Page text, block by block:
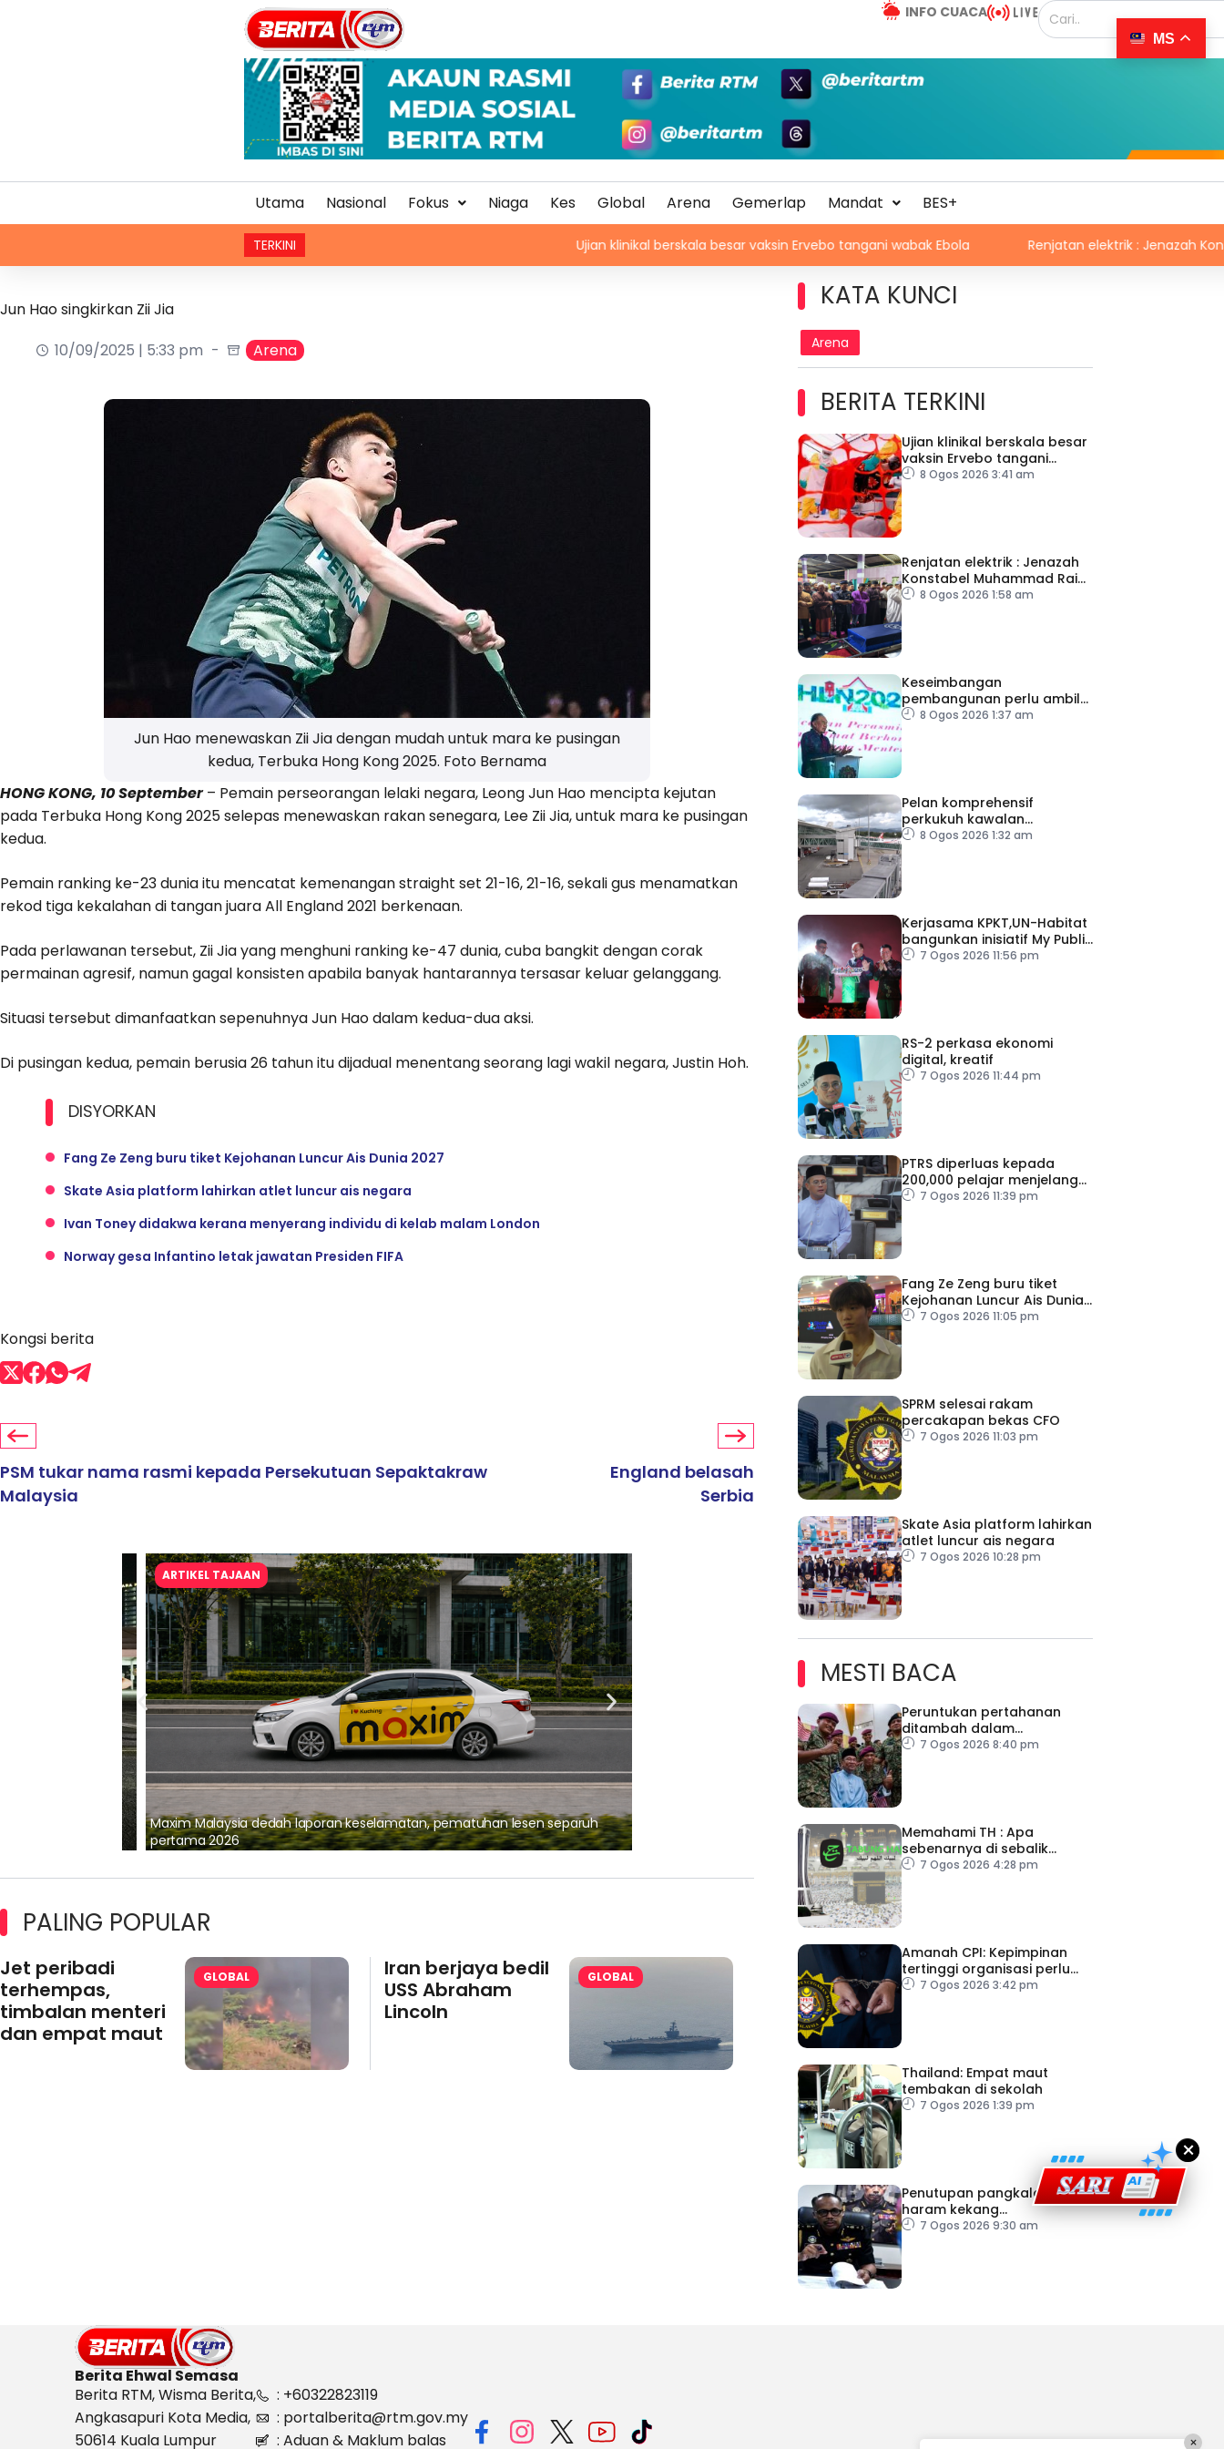
INFO CUACA
Utama Nasional Fokus Niaga Kes Global Arena Gemerlap Mandat BES+
TERKINI Ujian klinikal berskala besar vaksin Ervebo tangani wabak Ebola Renjatan elektrik : Jenazah Konstabel
Jun Hao singkirkan Zii Jia
10/09/2025 | 5:33 pm
Arena
Jun Hao menewaskan Zii Jia dengan mudah untuk mara ke pusingan
kedua, Terbuka Hong Kong 2025. Foto Bernama
HONG KONG, 10 September– Pemain perseorangan lelaki negara, Leong Jun Hao mencipta kejutan
pada Terbuka Hong Kong 2025 selepas menewaskan rakan senegara, Lee Zii Jia, untuk mara ke pusingan
kedua.
Pemain ranking ke-23 dunia itu mencatat kemenangan straight set 21-16, 21-16, sekali gus menamatkan
rekod tiga kekalahan di tangan juara All England 2021 berkenaan.
Pada perlawanan tersebut, Zii Jia yang menghuni ranking ke-47 dunia, cuba bangkit dengan corak
permainan agresif, namun gagal konsisten apabila banyak hantarannya tersasar keluar gelanggang.
Situasi tersebut dimanfaatkan sepenuhnya Jun Hao dalam kedua-dua aksi.
Di pusingan kedua, pemain berusia 26 tahun itu dijadual menentang seorang lagi wakil negara, Justin Hoh.
DISYORKAN
Fang Ze Zeng buru tiket Kejohanan Luncur Ais Dunia 2027
Skate Asia platform lahirkan atlet luncur ais negara
Ivan Toney didakwa kerana menyerang individu di kelab malam London
Norway gesa Infantino letak jawatan Presiden FIFA
Kongsi berita
PSM tukar nama rasmi kepada Persekutuan Sepaktakraw
Malaysia
England belasah
Serbia
ARTIKEL TAJAAN
Maxim Malaysia dedah laporan keselamatan, pematuhan lesen separuh
pertama 2026
Ajinomoto (Malaysia) Berhad Perkasa SCORE Marathon 2026 Melalui Kerjasama
aminoVITAL® Bersama Pempengaruh Larian Antarabangsa
PALING POPULAR
Jet peribadi
terhempas,
timbalan menteri
dan empat maut
GLOBAL
Iran berjaya bedil
USS Abraham
Lincoln
GLOBAL
KATA KUNCI
Arena
BERITA TERKINI
Ujian klinikal berskala besar
vaksin Ervebo tangani
wabak Ebola
8 Ogos 2026 3:41 am
Renjatan elektrik : Jenazah
Konstabel Muhammad Raimi
selamat dikebumikan
8 Ogos 2026 1:58 am
Keseimbangan
pembangunan perlu ambil
kira lokasi tumpuan
8 Ogos 2026 1:37 am
Pelan komprehensif
perkukuh kawalan
keselamatan di semua
8 Ogos 2026 1:32 am
Kerjasama KPKT,UN-Habitat
bangunkan inisiatif My Public
Space7 Ogos 2026 11:56 pm
RS-2 perkasa ekonomi
digital, kreatif
7 Ogos 2026 11:44 pm
PTRS diperluas kepada
200,000 pelajar menjelang
20307 Ogos 2026 11:39 pm
Fang Ze Zeng buru tiket
Kejohanan Luncur Ais Dunia
20277 Ogos 2026 11:05 pm
SPRM selesai rakam
percakapan bekas CFO
7 Ogos 2026 11:03 pm
Skate Asia platform lahirkan
atlet luncur ais negara
7 Ogos 2026 10:28 pm
MESTI BACA
Peruntukan pertahanan
ditambah dalam
Belanjawan 2027
7 Ogos 2026 8:40 pm
Memahami TH : Apa
sebenarnya di sebalik
angka
7 Ogos 2026 4:28 pm
Amanah CPI: Kepimpinan
tertinggi organisasi perlu
pacu reformasi radikal
7 Ogos 2026 3:42 pm
Thailand: Empat maut
tembakan di sekolah
7 Ogos 2026 1:39 pm
Penutupan pangkalan
haram kekang
penyeludupan di Kelantan
7 Ogos 2026 9:30 am
×
Berita Ehwal Semasa
Berita RTM, Wisma Berita,
Angkasapuri Kota Media,
50614 Kuala Lumpur
: +60322823119
: portalberita@rtm.gov.my
: Aduan & Maklum balas
MS
×